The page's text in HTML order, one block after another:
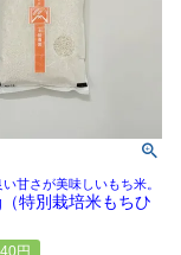
甘さが美味しいもち米。
特別栽培米もちひ